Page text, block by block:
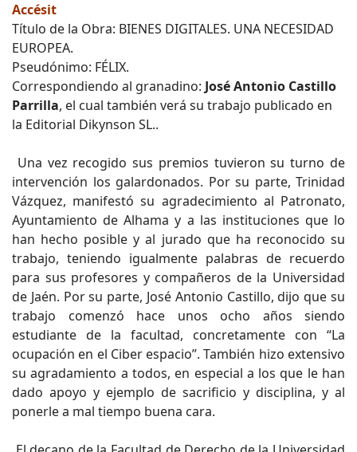
Accésit
Título de la Obra: BIENES DIGITALES. UNA NECESIDAD
EUROPEA.
Pseudónimo: FÉLIX.
Correspondiendo al granadino: José Antonio Castillo
Parrilla, el cual también verá su trabajo publicado en
la Editorial Dikynson SL..
Una vez recogido sus premios tuvieron su turno de
intervención los galardonados. Por su parte, Trinidad
Vázquez, manifestó su agradecimiento al Patronato,
Ayuntamiento de Alhama y a las instituciones que lo
han hecho posible y al jurado que ha reconocido su
trabajo, teniendo igualmente palabras de recuerdo
para sus profesores y compañeros de la Universidad
de Jaén. Por su parte, José Antonio Castillo, dijo que su
trabajo comenzó hace unos ocho años siendo
estudiante de la facultad, concretamente con “La
ocupación en el Ciber espacio”. También hizo extensivo
su agradamiento a todos, en especial a los que le han
dado apoyo y ejemplo de sacrificio y disciplina, y al
ponerle a mal tiempo buena cara.